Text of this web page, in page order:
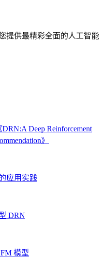
提供最精彩全面的人工智能
Deep Reinforcement
》
应用实践
DRN
模型